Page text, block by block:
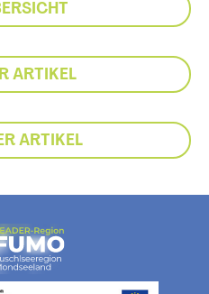
ARTIKEL
ARTIKEL